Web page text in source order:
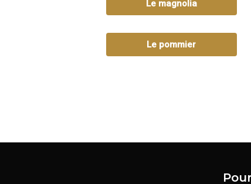
Le magnolia
Le pommier